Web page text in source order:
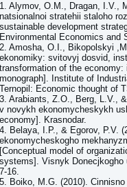
1. Alymov, O.M., Dragan, I.V.,
natsionalnoi stratehii staloho
sustainable development
Environmental Economics and
2. Amosha, О.І., Bikopolskyi
ekonomiky: svitovyj dosvid,
transformation of the
monograph]. Institute of
Ternopil: Economic thought of
3. Arabiants, Z.O., Berg, L.V.,
v novykh ekonomycheskykh
economy]. Krasnodar.
4. Belaya, I.P., & Egorov, P.V.
ekonomycheskogho
[Conceptual model of
systems]. Visnyk
7-16.
5. Boiko, M.G. (2010).